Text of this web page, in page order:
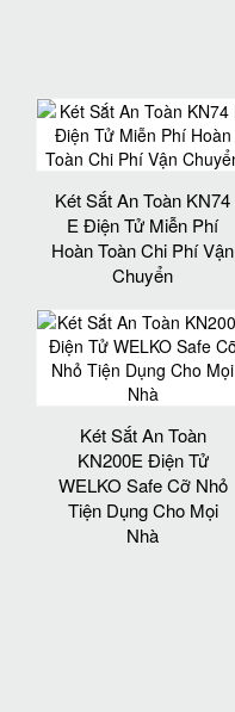
Két Sắt An Toàn KN74
E Điện Tử Miễn Phí
Hoàn Toàn Chi Phí Vận
Chuyển
Két Sắt An Toàn
KN200E Điện Tử
WELKO Safe Cỡ Nhỏ
Tiện Dụng Cho Mọi
Nhà